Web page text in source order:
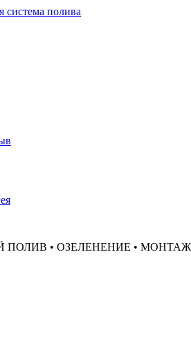
• ОЗЕЛЕНЕНИЕ • МОНТАЖ И